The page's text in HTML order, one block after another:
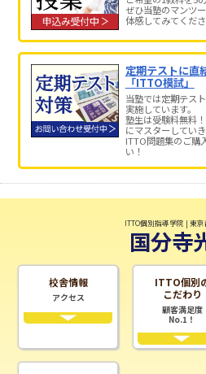
ぜひ当塾のマンツ
体感してみてくださ
定期テストに直
「ITTO模試」
当塾では定期テス
実施しています。
塾生は受験料無料
にマスターしていき
ITTO問題集のご購
い！
ITTO個別指導学院 | 東
国分寺
校舎情報
アクセス
ITTO個別
こだわり
顧客満足度
No.1！